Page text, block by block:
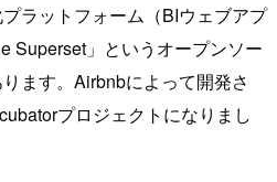
ラットフォーム（BIウェブアプ
Superset」というオープンソー
ます。Airbnbによって開発さ
プロジェクトになりまし